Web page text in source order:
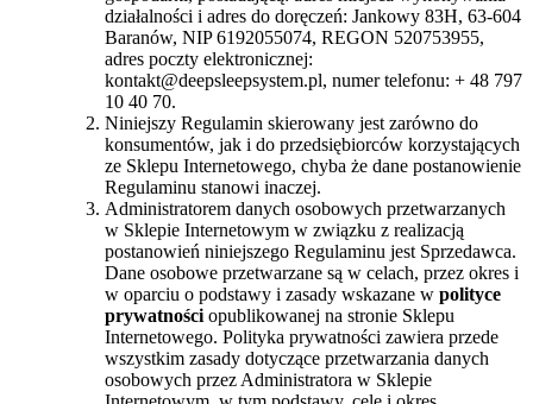
działalności i adres do doręczeń: Jankowy 83H, 63-604
Baranów, NIP 6192055074, REGON 520753955,
adres poczty elektronicznej:
kontakt@deepsleepsystem.pl, numer telefonu: + 48 797
10 40 70.
Niniejszy Regulamin skierowany jest zarówno do
konsumentów, jak i do przedsiębiorców korzystających
ze Sklepu Internetowego, chyba że dane postanowienie
Regulaminu stanowi inaczej.
Administratorem danych osobowych przetwarzanych
w Sklepie Internetowym w związku z realizacją
postanowień niniejszego Regulaminu jest Sprzedawca.
Dane osobowe przetwarzane są w celach, przez okres i
w oparciu o podstawy i zasady wskazane w polityce
prywatności opublikowanej na stronie Sklepu
Internetowego. Polityka prywatności zawiera przede
wszystkim zasady dotyczące przetwarzania danych
osobowych przez Administratora w Sklepie